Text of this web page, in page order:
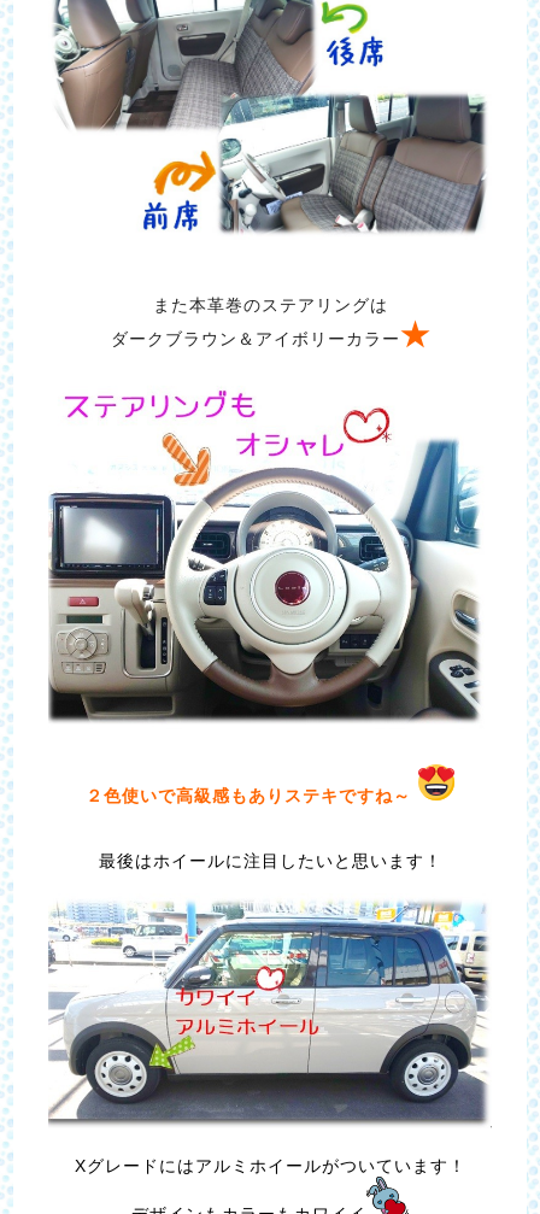
また本革巻のステアリングは
ダークブラウン＆アイボリーカラー★
２色使いで高級感もありステキですね～
最後はホイールに注目したいと思います！
Xグレードにはアルミホイールがついています！